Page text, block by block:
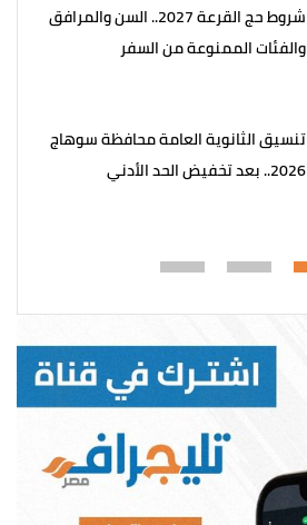
شروط حج القرعة 2027.. السن والمرافق
والفئات الممنوعة من السفر
تنسيق الثانوية العامة محافظة سوهاج
2026.. بعد تخفيض الحد الأدني